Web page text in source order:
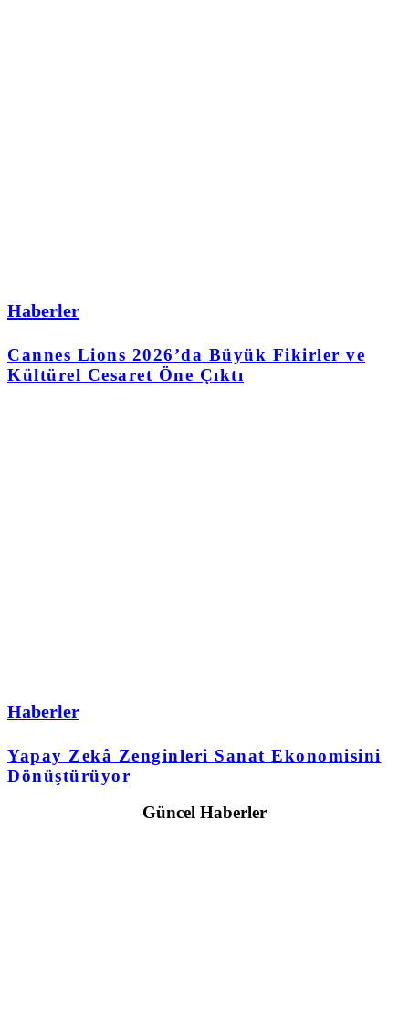
Haberler
Cannes Lions 2026’da Büyük Fikirler ve
Kültürel Cesaret Öne Çıktı
Haberler
Yapay Zekâ Zenginleri Sanat Ekonomisini
Dönüştürüyor
Güncel Haberler